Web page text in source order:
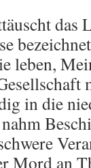
das
leben,
in die
Mord an